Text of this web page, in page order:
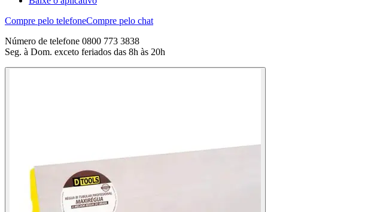
Compre pelo telefoneCompre pelo chat
Número de telefone 0800 773 3838
Seg. à Dom. exceto feriados das 8h às 20h